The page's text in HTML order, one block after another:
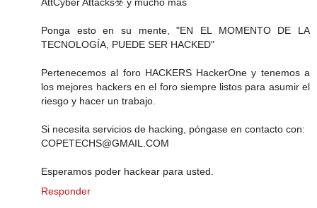
Att️Cyber ​​Attacks☣️ y mucho más
Ponga esto en su mente, "EN EL MOMENTO DE LA
TECNOLOGÍA, PUEDE SER HACKED"
Pertenecemos al foro HACKERS HackerOne y tenemos a
los mejores hackers en el foro siempre listos para asumir el
riesgo y hacer un trabajo.
Si necesita servicios de hacking, póngase en contacto con:
COPETECHS@GMAIL.COM
Esperamos poder hackear para usted.
Responder